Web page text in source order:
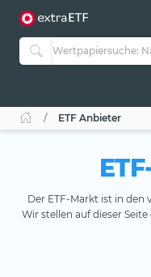
ETF Anbieter
Der ETF-Markt ist in den
Wir stellen auf dieser